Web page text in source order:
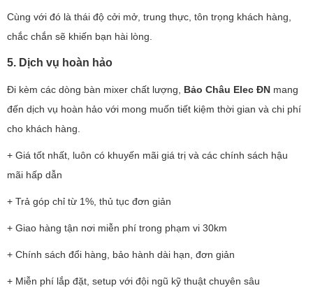
Cùng với đó là thái độ cởi mở, trung thực, tôn trọng khách hàng,
chắc chắn sẽ khiến bạn hài lòng.
5. Dịch vụ hoàn hảo
Đi kèm các dòng bàn mixer chất lượng, Bảo Châu Elec ĐN mang
đến dịch vụ hoàn hảo với mong muốn tiết kiệm thời gian và chi phí
cho khách hàng.
+ Giá tốt nhất, luôn có khuyến mãi giá trị và các chính sách hậu
mãi hấp dẫn
+ Trả góp chỉ từ 1%, thủ tục đơn giản
+ Giao hàng tận nơi miễn phí trong phạm vi 30km
+ Chính sách đổi hàng, bảo hành dài hạn, đơn giản
+ Miễn phí lắp đặt, setup với đội ngũ kỹ thuật chuyên sâu